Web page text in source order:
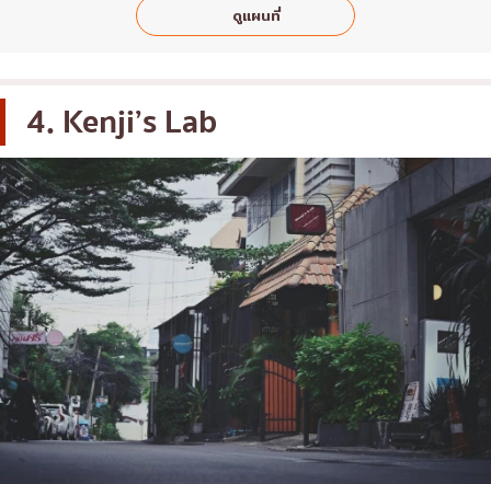
ดูแผนที่
4. Kenji’s Lab